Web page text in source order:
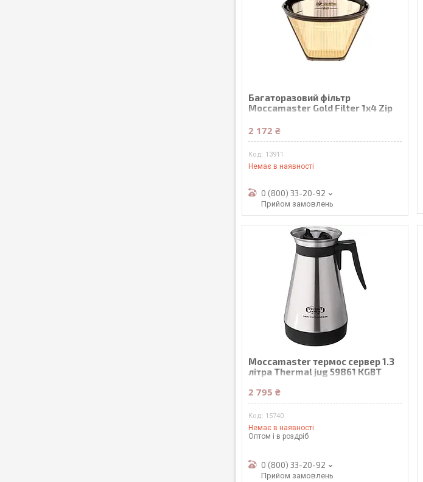
Багаторазовий фільтр
Moccamaster Gold Filter 1x4 Zip
2 172 ₴
13911
Немає в наявності
0 (800) 33-20-92
Прийом замовлень
Moccamaster термос сервер 1.3
літра Thermal jug 59861 KGBT
2 795 ₴
15740
Немає в наявності
Оптом і в роздріб
0 (800) 33-20-92
Прийом замовлень